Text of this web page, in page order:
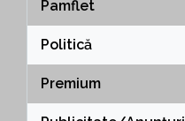
Pamflet
Politică
Premium